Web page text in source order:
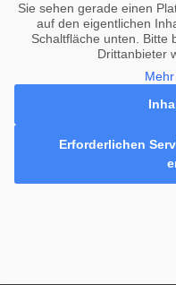
Sie sehen gerade einen
auf den eigentlichen
Schaltfläche unten. Bitte
Drittanbieter
Erforderlichen